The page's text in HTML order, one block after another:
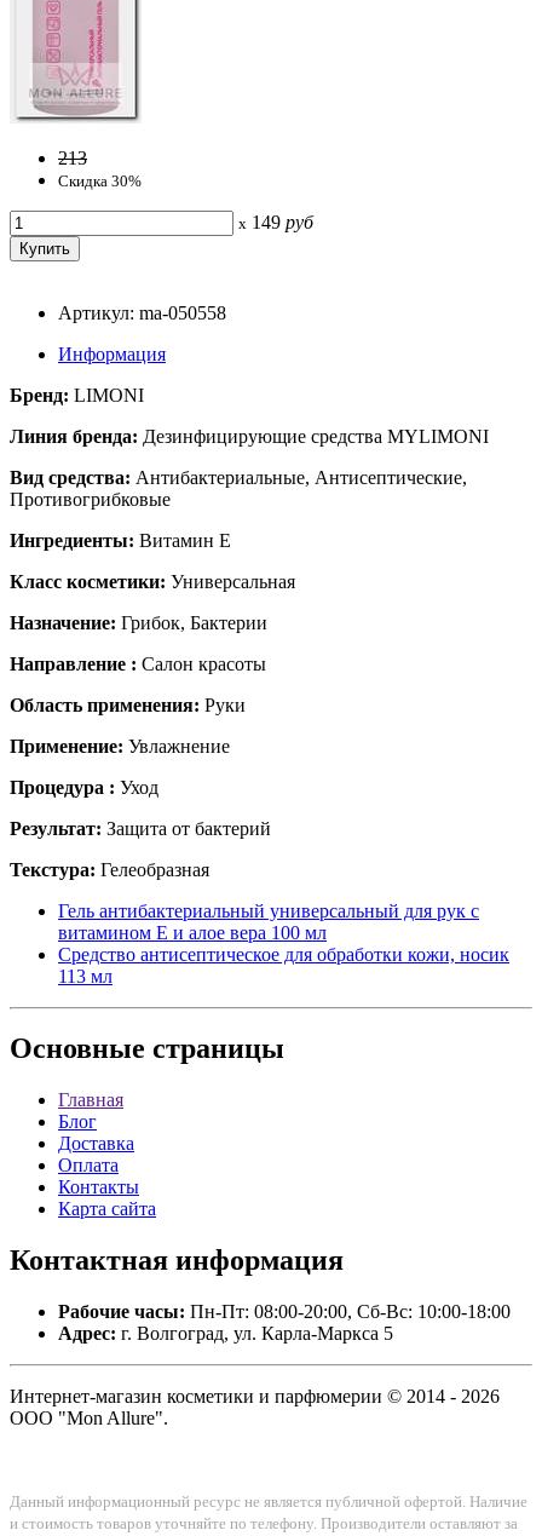
213
Скидка 30%
x 149 руб
Артикул: ma-050558
Информация
Бренд: LIMONI
Линия бренда: Дезинфицирующие средства MYLIMONI
Вид средства: Антибактериальные, Антисептические,
Противогрибковые
Ингредиенты: Витамин Е
Класс косметики: Универсальная
Назначение: Грибок, Бактерии
Направление : Салон красоты
Область применения: Руки
Применение: Увлажнение
Процедура : Уход
Результат: Защита от бактерий
Текстура: Гелеобразная
Гель антибактериальный универсальный для рук с
витамином Е и алое вера 100 мл
Средство антисептическое для обработки кожи, носик
113 мл
Основные страницы
Главная
Блог
Доставка
Оплата
Контакты
Карта сайта
Контактная информация
Рабочие часы: Пн-Пт: 08:00-20:00, Сб-Вс: 10:00-18:00
Адрес: г. Волгоград, ул. Карла-Маркса 5
Интернет-магазин косметики и парфюмерии © 2014 - 2026
ООО "Mon Allure".
Данный информационный ресурс не является публичной офертой. Наличие
и стоимость товаров уточняйте по телефону. Производители оставляют за